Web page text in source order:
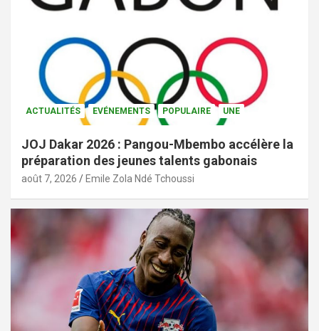
ACTUALITÉS EVÉNEMENTS POPULAIRE UNE
JOJ Dakar 2026 : Pangou-Mbembo accélère la
préparation des jeunes talents gabonais
août 7, 2026 Emile Zola Ndé Tchoussi